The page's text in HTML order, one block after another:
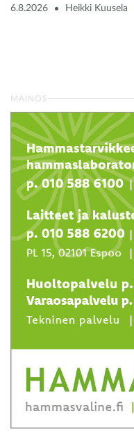
6.8.2026 Heikki Kuusela
MAINOS